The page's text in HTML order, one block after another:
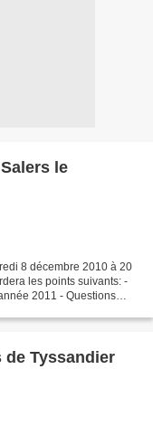
le
8 décembre 2010 à 20
les points suivants: -
2011 - Questions
de Tyssandier